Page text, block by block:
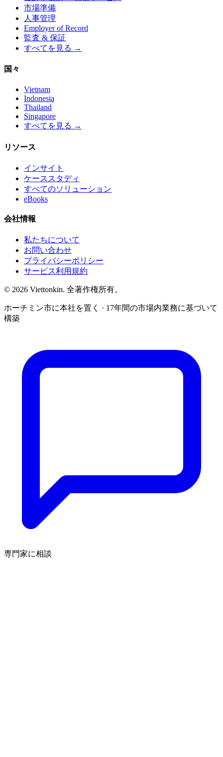
市場準備
人事管理
Employer of Record
監査 & 保証
すべてを見る →
国々
Vietnam
Indonesia
Thailand
Singapore
すべてを見る →
リソース
インサイト
ケーススタディ
すべてのソリューション
eBooks
会社情報
私たちについて
お問い合わせ
プライバシーポリシー
サービス利用規約
© 2026 Viettonkin. 全著作権所有。
ホーチミン市に本社を置く · 17年間の市場内業務に基づいて
構築
専門家に相談